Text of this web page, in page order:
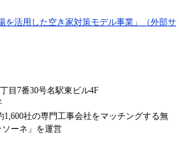
を活用した空き家対策モデル事業」（外部サ
目7番30号名駅東ビル4F
社の専門工事会社をマッチングする無
ソーネ」を運営